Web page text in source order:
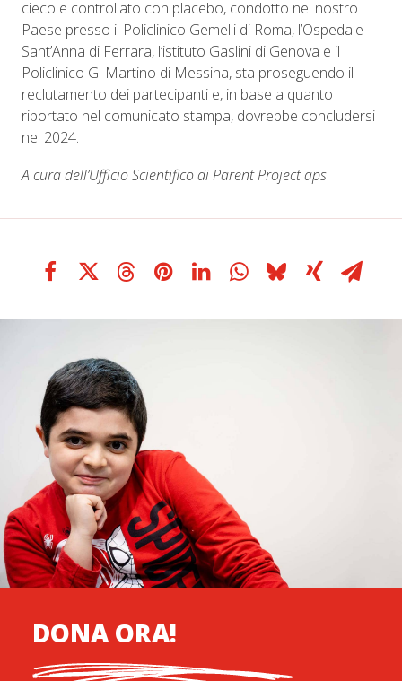
cieco e controllato con placebo, condotto nel nostro
Paese presso il Policlinico Gemelli di Roma, l’Ospedale
Sant’Anna di Ferrara, l’istituto Gaslini di Genova e il
Policlinico G. Martino di Messina, sta proseguendo il
reclutamento dei partecipanti e, in base a quanto
riportato nel comunicato stampa, dovrebbe concludersi
nel 2024.
A cura dell’Ufficio Scientifico di Parent Project aps
DONA ORA!